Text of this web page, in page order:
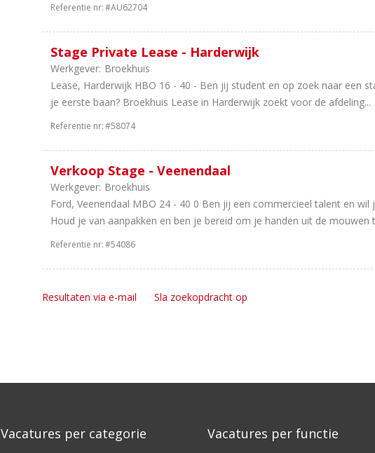
Referentie nr:#AU62704
Stage Private Lease - Harderwijk
Werkgever: Broekhuis
Lease, Harderwijk HBO 16 - 40 - Ben jij student en op zoek naar een
je eerste baan? Broekhuis Lease in Harderwijk zoekt voor de afdeling...
Referentie nr:#58074
Verkoop Stage - Veenendaal
Werkgever: Broekhuis
Ford, Veenendaal MBO 24 - 40 0 Ben jij een commercieel talent en
Houd je van aanpakken en ben je bereid om je handen uit de mouwen
Referentie nr:#54086
Resultaten via e-mail Sla zoekopdracht op
Vacatures per categorie Vacatures per functie